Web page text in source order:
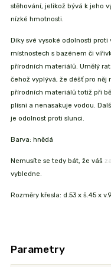
stěhování, jelikož bývá k jeho
nízké hmotnosti.
Díky své vysoké odolnosti proti
místnostech s bazénem či
přírodních materiálů. Umělý
čehož vyplývá, že déšť pro něj
přírodních materiálů totiž při
plísni a nenasakuje vodou .
je odolnost proti slunci
Barva: hnědá
Nemusíte se tedy bát, že váš
vybledne
Rozměry křesla: d.53 x š.45 x
Parametry